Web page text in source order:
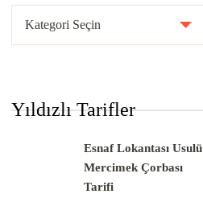
r
Yıldızlı Tarifler
Esnaf Lokantası Usulü
Mercimek Çorbası
Tarifi